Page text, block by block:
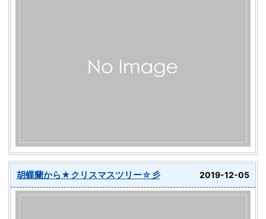
胡蝶蘭から★クリスマスツリー☆彡 2019-12-05